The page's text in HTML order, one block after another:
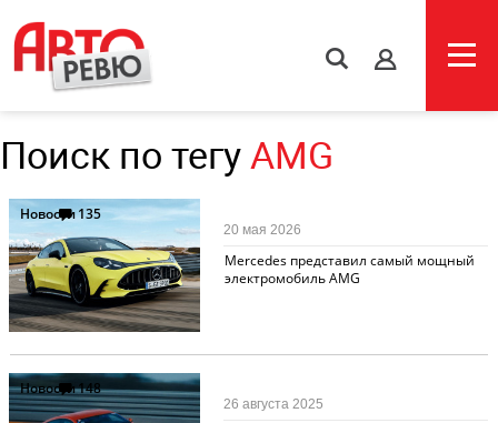
s
Поиск по тегу AMG
Новости135
Mercedes представил самый мощный
электромобиль AMG
20 мая 2026
Новости148
26 августа 2025